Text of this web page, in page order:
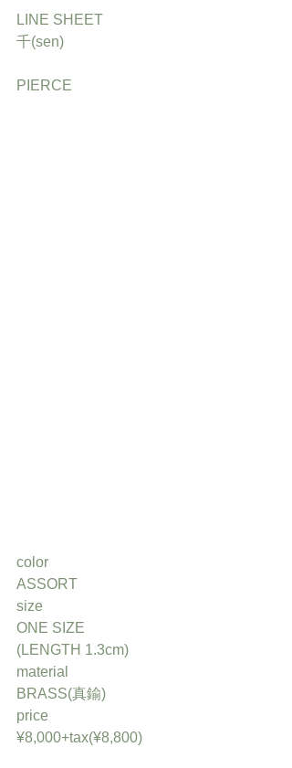
LINE SHEET
千(sen)
PIERCE
color
ASSORT
size
ONE SIZE
(LENGTH 1.3cm)
material
BRASS(真鍮)
price
¥8,000+tax(¥8,800)